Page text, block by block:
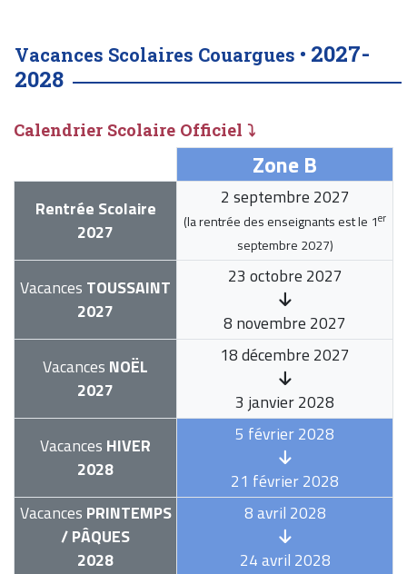
Vacances Scolaires Couargues • 2027-
2028
Calendrier Scolaire Officiel ⤵
Zone B
Rentrée Scolaire
2027
2 septembre 2027
(la rentrée des enseignants est le 1er
septembre 2027)
Vacances TOUSSAINT
2027
23 octobre 2027
8 novembre 2027
Vacances NOËL
2027
18 décembre 2027
3 janvier 2028
Vacances HIVER
2028
5 février 2028
21 février 2028
Vacances PRINTEMPS
/ PÂQUES
2028
8 avril 2028
24 avril 2028